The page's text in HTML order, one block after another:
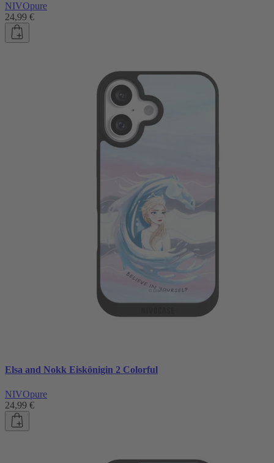
NIVOpure
24,99 €
Elsa and Nokk Eiskönigin 2 Colorful
NIVOpure
24,99 €